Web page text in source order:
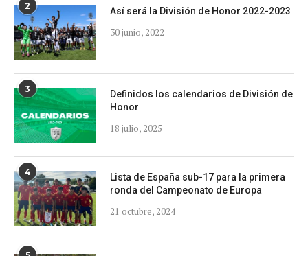
2 Así será la División de Honor 2022-2023
30 junio, 2022
3
Definidos los calendarios de División de
Honor
18 julio, 2025
4
Lista de España sub-17 para la primera
ronda del Campeonato de Europa
21 octubre, 2024